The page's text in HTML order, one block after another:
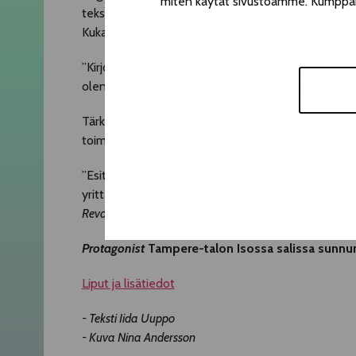
tekstiä jollekulle. Esityksessä ei kuitenkaan
Kuka siis on päähenkilö (protagonist) ja kenelle
”Kirjoitin runot ollessani kriisissä itseni kanssa,
olentona kriisin hetkellä. Yksi niistä taas kertoo
Tärkeässä osassa
toimii esityksessä tavallaan käännekohtana.
”Esityksen ensimmäisessä osassa ollaan jumissa
yrittää tehdä yhteistyötä ja päästää irti
Revolution
ProtagonistTampere-talon Isossa salissa
Liput ja lisätiedot
- Teksti Iida Uuppo
- Kuva Nina Andersson